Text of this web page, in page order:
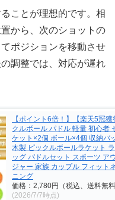
ことが理想的です。相
から、次のショットの
ポジションを移動させ
調整では、対応が遅れ
【ポイント6倍！】【楽天5冠
クルボール パドル 軽量 初心者
ケット×2個 ボール×4個 収納バ
木製 ピックルボールラケット
ッグ パドルセット スポーツ ア
ジャー 家族 カップル フィット
ニング
価格：2,780円（税込、送料無
(2026/7/7時点)